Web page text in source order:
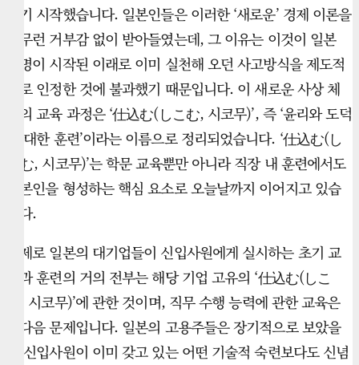
지기 시작했습니다. 일본인들은 이러한 ‘새로운’ 경제 이론을
아무런 거부감 없이 받아들였는데, 그 이유는 이것이 일본
문명이 시작된 이래로 이미 실천해 오던 사고방식을 제도적
으로 인정한 것에 불과했기 때문입니다. 이 새로운 사상 체
계의 교육 과정은 ‘仕込む(しこむ, 시코무)’, 즉 ‘윤리와 도덕
에 대한 훈련’이라는 이름으로 정리되었습니다. ‘仕込む(し
こむ, 시코무)’는 학문 교육뿐만 아니라 직장 내 훈련에서도
일본인을 형성하는 핵심 요소로 오늘날까지 이어지고 있습
니다.
실제로 일본의 대기업들이 신입사원에게 실시하는 초기 교
육과 훈련의 거의 전부는 해당 기업 고유의 ‘仕込む(しこ
む, 시코무)’에 관한 것이며, 직무 수행 능력에 관한 교육은
그다음 문제입니다. 일본의 고용주들은 장기적으로 보았을
때 신입사원이 이미 갖고 있는 어떤 기술적 숙련보다도 신념